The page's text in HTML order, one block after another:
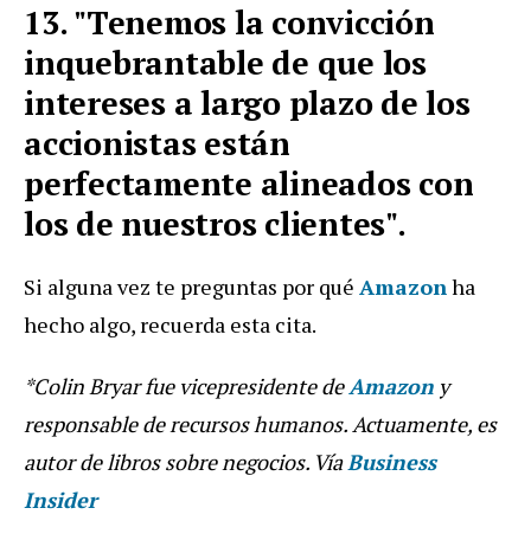
13. "Tenemos la convicción
inquebrantable de que los
intereses a largo plazo de los
accionistas están
perfectamente alineados con
los de nuestros clientes".
Si alguna vez te preguntas por qué Amazonha
hecho algo, recuerda esta cita.
*Colin Bryar fue vicepresidente deAmazon y
responsable de recursos humanos. Actuamente, es
autor de libros sobre negocios. VíaBusiness
Insider